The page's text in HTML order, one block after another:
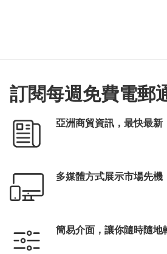
訂閱每週免費電郵
亞洲商貿資訊，最快最新
多媒體方式展示市場先機
簡易介面，讓你隨時隨地